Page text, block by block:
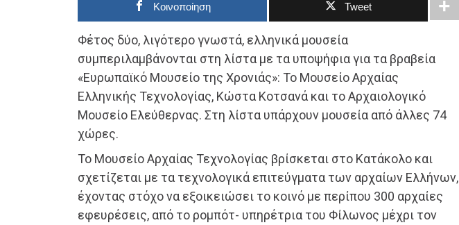
Κοινοποίηση Tweet
Φέτος δύο, λιγότερο γνωστά, ελληνικά μουσεία
συμπεριλαμβάνονται στη λίστα με τα υποψήφια για τα βραβεία
«Ευρωπαϊκό Μουσείο της Χρονιάς»: Το Μουσείο Αρχαίας
Ελληνικής Τεχνολογίας, Κώστα Κοτσανά και το Αρχαιολογικό
Μουσείο Ελεύθερνας. Στη λίστα υπάρχουν μουσεία από άλλες 74
χώρες.
Το Μουσείο Αρχαίας Τεχνολογίας βρίσκεται στο Κατάκολο και
σχετίζεται με τα τεχνολογικά επιτεύγματα των αρχαίων Ελλήνων,
έχοντας στόχο να εξοικειώσει το κοινό με περίπου 300 αρχαίες
εφευρέσεις, από το ρομπότ- υπηρέτρια του Φίλωνος μέχρι τον